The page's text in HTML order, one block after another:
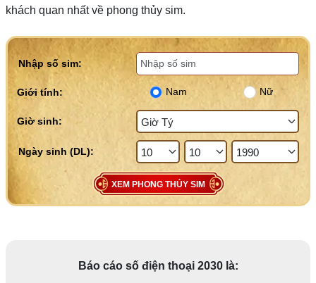
khách quan nhất về phong thủy sim.
Nhập số sim:
Giới tính: Nam Nữ
Giờ sinh:
XEM PHONG THỦY SIM
Báo cáo số điện thoại 2030 là: